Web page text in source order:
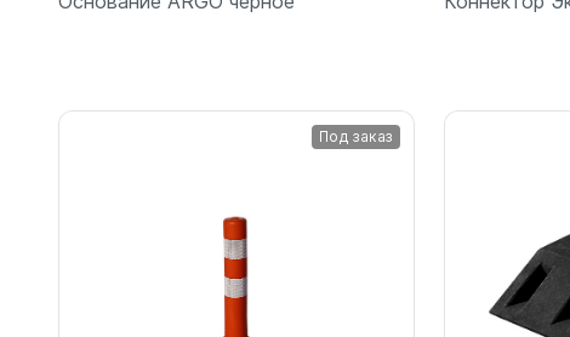
Подробнее
Под заказ